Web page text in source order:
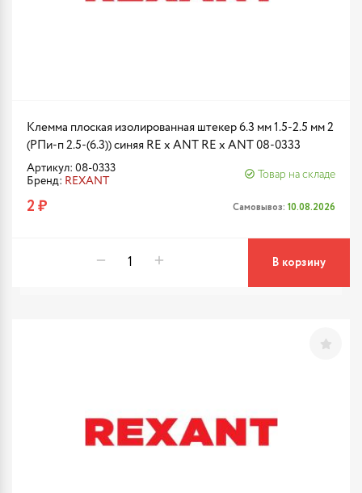
Клемма плоская изолированная штекер 6.3 мм 1.5-2.5 мм 2
(РПи-п 2.5-(6.3)) синяя RE x ANT RE x ANT 08-0333
Артикул: 08-0333
Бренд: REXANT
Товар на складе
2 ₽ Самовывоз: 10.08.2026
В корзину